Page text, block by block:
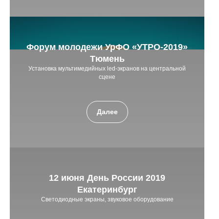
Форум молодежи УрФО «УТРО-2019»
Тюмень
Установка мультимедийных led-экранов на центральной
сцене
Далее
12 июня День России 2019
Екатеринбург
Светодиодные экраны, звуковое оборудование